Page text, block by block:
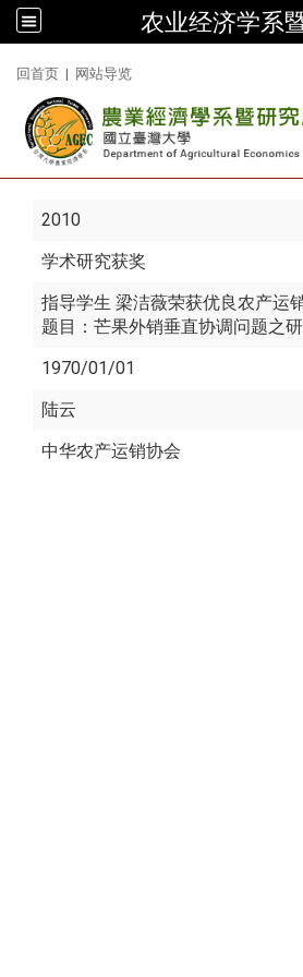
农业经济学系
回首页 | 网站导览
2010
学术研究获奖
指导学生 梁洁薇荣获优良农产运
题目：芒果外销垂直协调问题之
1970/01/01
陆云
中华农产运销协会